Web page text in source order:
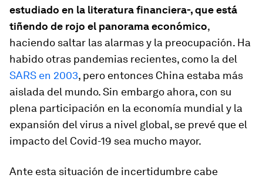
estudiado en la literatura financiera-, que está
tiñendo de rojo el panorama económico,
haciendo saltar las alarmas y la preocupación. Ha
habido otras pandemias recientes, como la del
SARS en 2003, pero entonces China estaba más
aislada del mundo. Sin embargo ahora, con su
plena participación en la economía mundial y la
expansión del virus a nivel global, se prevé que el
impacto del Covid-19 sea mucho mayor.
Ante esta situación de incertidumbre cabe